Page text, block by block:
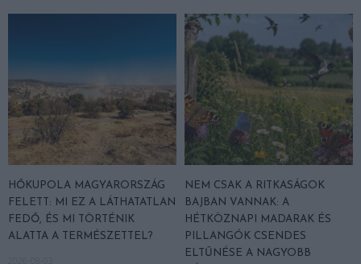
HŐKUPOLA MAGYARORSZÁG
FELETT: MI EZ A LÁTHATATLAN
FEDŐ, ÉS MI TÖRTÉNIK
ALATTA A TERMÉSZETTEL?
NEM CSAK A RITKASÁGOK
BAJBAN VANNAK: A
HÉTKÖZNAPI MADARAK ÉS
PILLANGÓK CSENDES
ELTŰNÉSE A NAGYOBB